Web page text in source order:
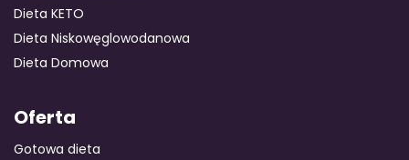
Dieta KETO
Dieta Niskowęglowodanowa
Dieta Domowa
Oferta
Gotowa dieta